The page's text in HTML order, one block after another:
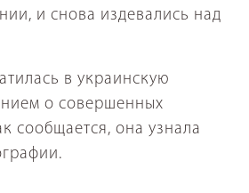
и снова издевались над
в украинскую
о совершенных
сообщается, она узнала